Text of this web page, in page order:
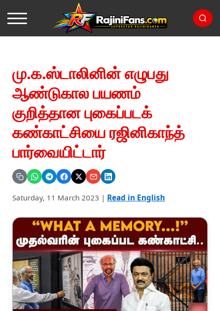
மு.க.ஸ்டாலினின் எழுபது
ஆண்டுகால பயணம்
குறித்தான புகைப்படக்
கண்காட்சியை ரஜினிகாந்த்
பார்வையிட்டார்
Saturday, 11 March 2023 | Read in English